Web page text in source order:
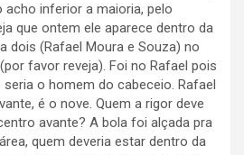
acho inferior a maioria, pelo
que ontem ele aparece dentro da
dois (Rafael Moura e Souza) no
favor reveja). Foi no Rafael pois
seria o homem do cabeceio. Rafael
é o nove. Quem a rigor deve
avante? A bola foi alçada pra
quem deveria estar dentro da